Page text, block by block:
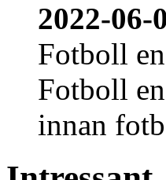
2022-06-
Fotboll
Fotboll
innan